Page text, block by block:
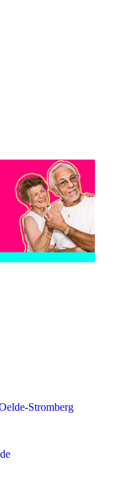
Stromberg